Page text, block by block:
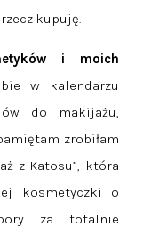
kupuję.
i moich
w kalendarzu
do makijażu,
zrobiłam
z Katosu”, która
kosmetyczki o
za totalnie